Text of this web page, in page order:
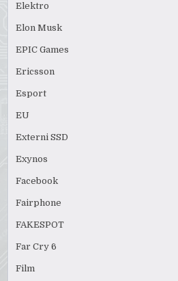
Elektro
Elon Musk
EPIC Games
Ericsson
Esport
EU
Externi SSD
Exynos
Facebook
Fairphone
FAKESPOT
Far Cry 6
Film